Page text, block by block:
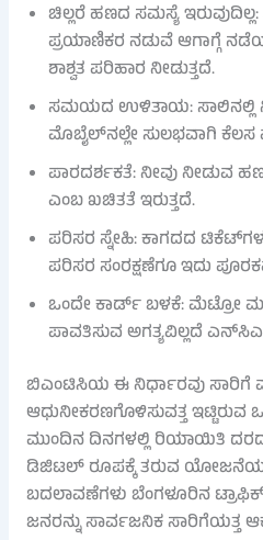
ಚಿಲ್ಲರೆ ಹಣದ ಸಮಸ್ಯೆ
ಪ್ರಯಾಣಿಕರ ನಡುವೆ ಆಗಾಗ್ಗೆ
ಶಾಶ್ವತ ಪರಿಹಾರ ನೀಡುತ್ತದೆ.
ಸಮಯದ ಉಳಿತಾಯ: ಸಾಲಿನಲ್ಲಿ
ಮೊಬೈಲ್‌ನಲ್ಲೇ ಸುಲಭವಾಗಿ
ಪಾರದರ್ಶಕತೆ: ನೀವು ನೀಡುವ ಹಣ
ಎಂಬ ಖಚಿತತೆ ಇರುತ್ತದೆ.
ಪರಿಸರ ಸ್ನೇಹಿ: ಕಾಗದದ
ಪರಿಸರ ಸಂರಕ್ಷಣೆಗೂ ಇದು
ಒಂದೇ ಕಾರ್ಡ್ ಬಳಕೆ: ಮೆಟ್ರೋ
ಪಾವತಿಸುವ ಅಗತ್ಯವಿಲ್ಲದೆ
ಬಿಎಂಟಿಸಿಯ ಈ ನಿರ್ಧಾರವು ಸಾರಿಗೆ
ಆಧುನೀಕರಣಗೊಳಿಸುವತ್ತ
ಮುಂದಿನ ದಿನಗಳಲ್ಲಿ ರಿಯಾಯಿತಿ
ಡಿಜಿಟಲ್ ರೂಪಕ್ಕೆ ತರುವ
ಬದಲಾವಣೆಗಳು ಬೆಂಗಳೂರಿನ
ಜನರನ್ನು ಸಾರ್ವಜನಿಕ ಸಾರಿಗೆಯತ್ತ